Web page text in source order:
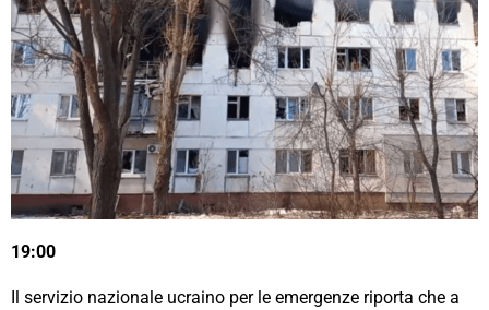
19:00
Il servizio nazionale ucraino per le emergenze riporta che a